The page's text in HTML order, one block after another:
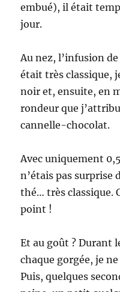
embué), il était
jour.
Au nez, l’infusion
était très classique,
noir et, ensuite, en
rondeur que
cannelle-chocolat.
Avec uniquement
n’étais pas surprise
thé… très classique.
point !
Et au goût ? Durant
chaque gorgée, je
Puis, quelques